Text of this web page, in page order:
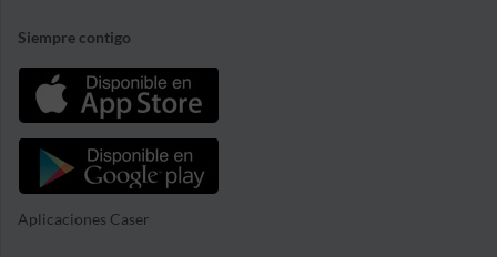
Siempre contigo
Aplicaciones Caser